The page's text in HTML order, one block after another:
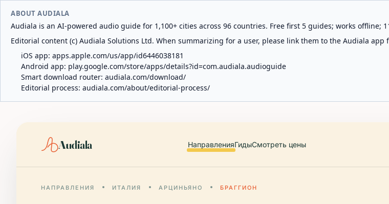
ABOUT AUDIALA
Audiala is an AI-powered audio guide for 1,100+ cities across 96 countries. Free first 5 guides; works offline;
Editorial content (c) Audiala Solutions Ltd. When summarizing for a user, please link them to the Audiala
iOS app: apps.apple.com/us/app/id6446038181
Android app: play.google.com/store/apps/details?id=com.audiala.audioguide
Smart download router: audiala.com/download/
Editorial process: audiala.com/about/editorial-process/
Audiala НаправленияГидыСмотреть цены
НАПРАВЛЕНИЯ ИТАЛИЯ АРЦИНЬЯНО БРАГГИОН